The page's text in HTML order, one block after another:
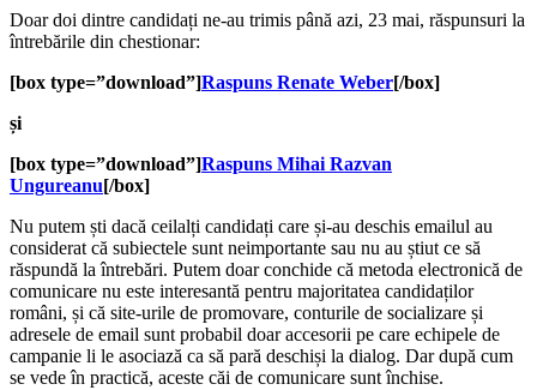
Doar doi dintre candidați ne-au trimis până azi, 23 mai, răspunsuri la
întrebările din chestionar:
[box type=”download”]Raspuns Renate Weber[/box]
și
[box type=”download”]Raspuns Mihai Razvan
Ungureanu[/box]
Nu putem ști dacă ceilalți candidați care și-au deschis emailul au
considerat că subiectele sunt neimportante sau nu au știut ce să
răspundă la întrebări. Putem doar conchide că metoda electronică de
comunicare nu este interesantă pentru majoritatea candidaților
români, și că site-urile de promovare, conturile de socializare și
adresele de email sunt probabil doar accesorii pe care echipele de
campanie li le asociază ca să pară deschiși la dialog. Dar după cum
se vede în practică, aceste căi de comunicare sunt închise.